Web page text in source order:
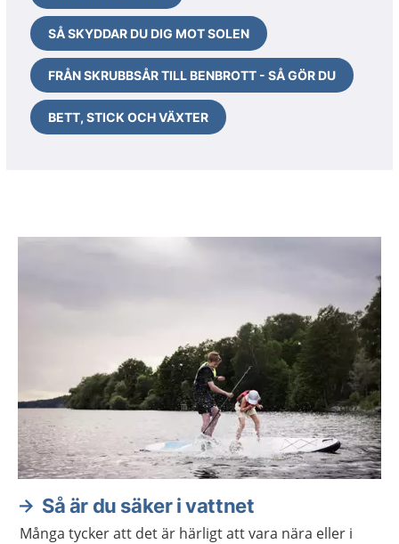
SÅ SKYDDAR DU DIG MOT SOLEN
FRÅN SKRUBBSÅR TILL BENBROTT - SÅ GÖR DU
BETT, STICK OCH VÄXTER
Så är du säker i vattnet
Många tycker att det är härligt att vara nära eller i